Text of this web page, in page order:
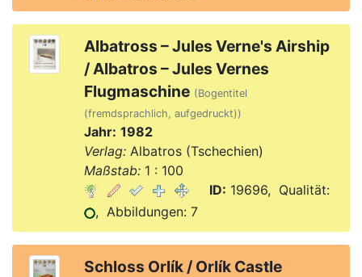
Albatross – Jules Verne's Airship
/ Albatros – Jules Vernes
Flugmaschine (Bogentitel
(fremdsprachlich, aufgedruckt))
Jahr: 1982
Verlag:Albatros (Tschechien)
Maßstab:1 : 100
ID: 19696, Qualität:
, Abbildungen: 7
Schloss Orlík / Orlík Castle